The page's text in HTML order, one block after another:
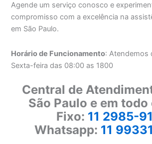
Agende um serviço conosco e
compromisso com a excelência na
em São Paulo.
Horário de Funcionamento: Atendemos
Sexta-feira das 08:00 as 1800
Central de
São Paulo e em todo
Fixo: 11 2985-
Whatsapp: 11